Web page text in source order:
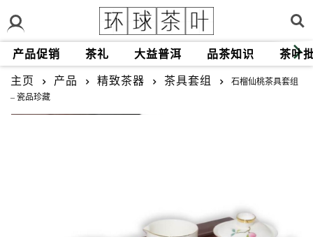
产品促销 茶礼 大益普洱 品茶知识 茶叶
主页 产品 精致茶器 茶具套组
石榴仙桃茶具套组
– 瓷品珍藏